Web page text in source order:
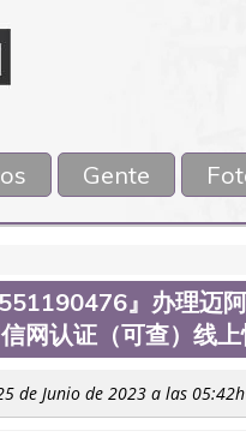
Gente
』办理迈
网认证（可查）线
de Junio de 2023 a las 05:42h